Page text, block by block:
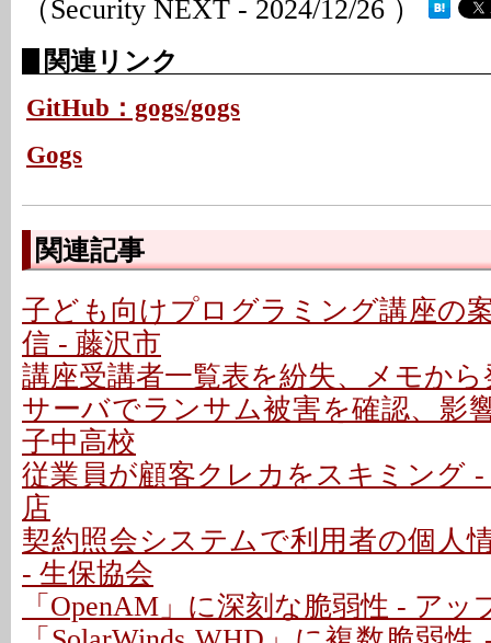
（Security NEXT - 2024/12/26 ）
関連リンク
GitHub：gogs/gogs
Gogs
関連記事
子ども向けプログラミング講座の
信 - 藤沢市
講座受講者一覧表を紛失、メモか
サーバでランサム被害を確認、影
子中高校
従業員が顧客クレカをスキミング
店
契約照会システムで利用者の個人
- 生保協会
「OpenAM」に深刻な脆弱性 - ア